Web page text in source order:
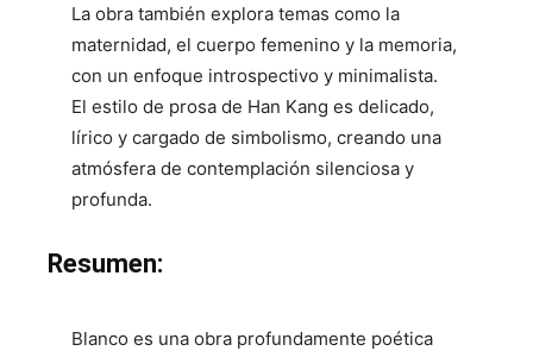
La obra también explora temas como la
maternidad, el cuerpo femenino y la memoria,
con un enfoque introspectivo y minimalista.
El estilo de prosa de Han Kang es delicado,
lírico y cargado de simbolismo, creando una
atmósfera de contemplación silenciosa y
profunda.
Resumen:
Blanco es una obra profundamente poética